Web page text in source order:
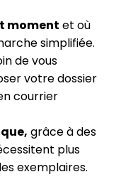
moment et où
simplifiée.
de vous
votre dossier
courrier
grâce à des
plus
exemplaires.